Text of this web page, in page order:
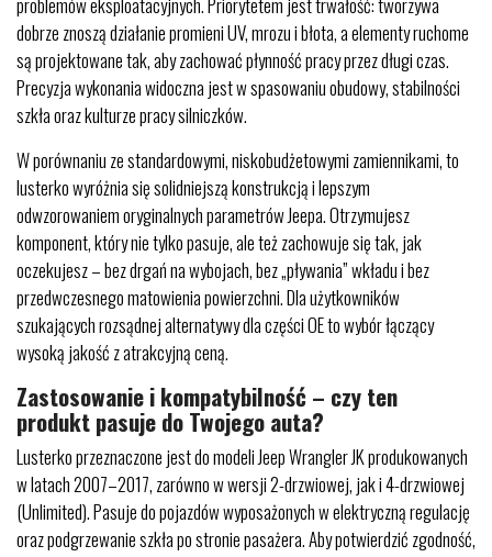
dobrze znoszą działanie promieni UV, mrozu i błota, a elementy ruchome
są projektowane tak, aby zachować płynność pracy przez długi czas.
Precyzja wykonania widoczna jest w spasowaniu obudowy, stabilności
szkła oraz kulturze pracy silniczków.
W porównaniu ze standardowymi, niskobudżetowymi zamiennikami, to
lusterko wyróżnia się solidniejszą konstrukcją i lepszym
odwzorowaniem oryginalnych parametrów Jeepa. Otrzymujesz
komponent, który nie tylko pasuje, ale też zachowuje się tak, jak
oczekujesz – bez drgań na wybojach, bez „pływania” wkładu i bez
przedwczesnego matowienia powierzchni. Dla użytkowników
szukających rozsądnej alternatywy dla części OE to wybór łączący
wysoką jakość z atrakcyjną ceną.
Zastosowanie i kompatybilność – czy ten
produkt pasuje do Twojego auta?
Lusterko przeznaczone jest do modeli Jeep Wrangler JK produkowanych
w latach 2007–2017, zarówno w wersji 2-drzwiowej, jak i 4-drzwiowej
(Unlimited). Pasuje do pojazdów wyposażonych w elektryczną regulację
oraz podgrzewanie szkła po stronie pasażera. Aby potwierdzić zgodność,